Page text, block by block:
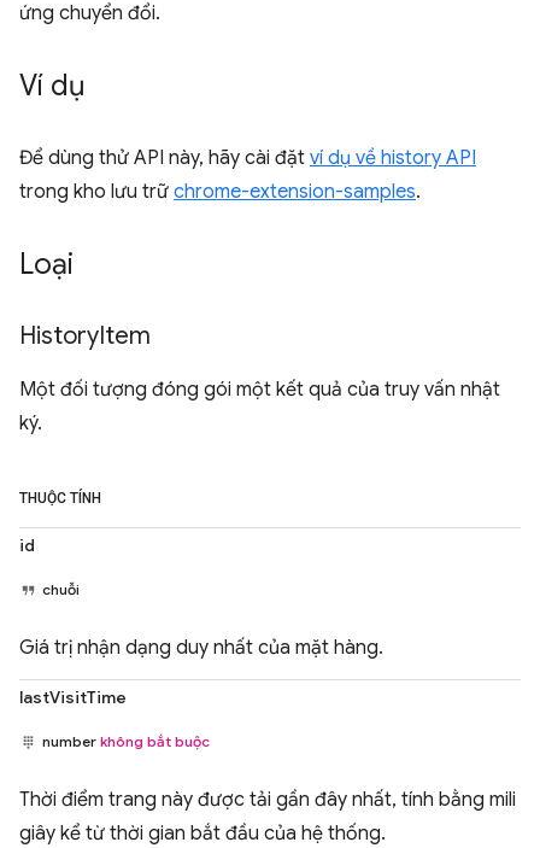
ứng chuyển đổi.
Ví dụ
Để dùng thử API này, hãy cài đặt ví dụ về history API
trong kho lưu trữ chrome-extension-samples.
Loại
HistoryItem
Một đối tượng đóng gói một kết quả của truy vấn nhật
ký.
THUỘC TÍNH
id
chuỗi
Giá trị nhận dạng duy nhất của mặt hàng.
lastVisitTime
number không bắt buộc
Thời điểm trang này được tải gần đây nhất, tính bằng mili
giây kể từ thời gian bắt đầu của hệ thống.